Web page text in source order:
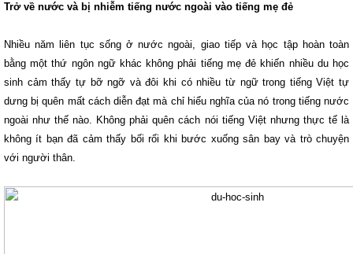
Trở về nước và bị nhiễm tiếng nước ngoài vào tiếng mẹ đẻ
Nhiều năm liên tục sống ở nước ngoài, giao tiếp và học tập hoàn toàn
bằng một thứ ngôn ngữ khác không phải tiếng mẹ đẻ khiến nhiều du học
sinh cảm thấy tự bỡ ngỡ và đôi khi có nhiều từ ngữ trong tiếng Việt tự
dưng bị quên mất cách diễn đạt mà chỉ hiểu nghĩa của nó trong tiếng nước
ngoài như thế nào. Không phải quên cách nói tiếng Việt nhưng thực tế là
không ít bạn đã cảm thấy bối rối khi bước xuống sân bay và trò chuyện
với người thân.